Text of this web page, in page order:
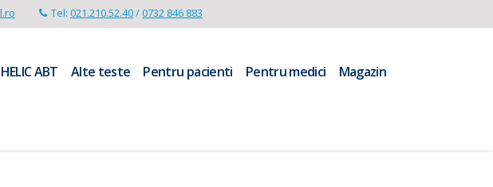
Tel: 021.210.52.40/0732 846 883
HELIC ABT Alte teste Pentru pacienti Pentru medici
Magazin